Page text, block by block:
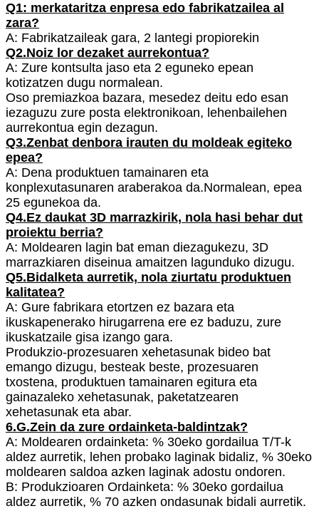
Q1: merkataritza enpresa edo fabrikatzailea al
zara?
A: Fabrikatzaileak gara, 2 lantegi propiorekin
Q2.Noiz lor dezaket aurrekontua?
A: Zure kontsulta jaso eta 2 eguneko epean
kotizatzen dugu normalean.
Oso premiazkoa bazara, mesedez deitu edo esan
iezaguzu zure posta elektronikoan, lehenbailehen
aurrekontua egin dezagun.
Q3.Zenbat denbora irauten du moldeak egiteko
epea?
A: Dena produktuen tamainaren eta
konplexutasunaren araberakoa da.Normalean, epea
25 egunekoa da.
Q4.Ez daukat 3D marrazkirik, nola hasi behar dut
proiektu berria?
A: Moldearen lagin bat eman diezagukezu, 3D
marrazkiaren diseinua amaitzen lagunduko dizugu.
Q5.Bidalketa aurretik, nola ziurtatu produktuen
kalitatea?
A: Gure fabrikara etortzen ez bazara eta
ikuskapenerako hirugarrena ere ez baduzu, zure
ikuskatzaile gisa izango gara.
Produkzio-prozesuaren xehetasunak bideo bat
emango dizugu, besteak beste, prozesuaren
txostena, produktuen tamainaren egitura eta
gainazaleko xehetasunak, paketatzearen
xehetasunak eta abar.
6.G.Zein da zure ordainketa-baldintzak?
A: Moldearen ordainketa: % 30eko gordailua T/T-k
aldez aurretik, lehen probako laginak bidaliz, % 30eko
moldearen saldoa azken laginak adostu ondoren.
B: Produkzioaren Ordainketa: % 30eko gordailua
aldez aurretik, % 70 azken ondasunak bidali aurretik.